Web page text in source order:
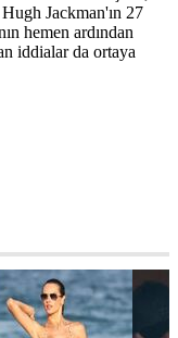
Jackman'ın 27
hemen ardından
iddialar da ortaya